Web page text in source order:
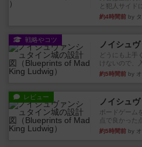
と犯人サイド
約4時間前 by
戦略やコツ ノイシュ
どうにも上手
けないので、
約5時間前 by
レビュー ノイシュ
ボードゲーム
点で良かった
約5時間前 by